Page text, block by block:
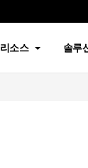
리소스 솔루